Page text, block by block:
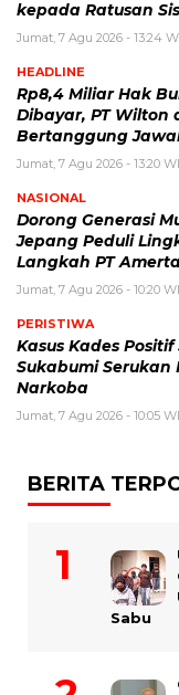
kepada Ratusan
Jumat, 7 Agu 2026 - 13:24
HEADLINE
Rp8,4 Miliar Hak
Dibayar, PT Wilton
Bertanggung
Jumat, 7 Agu 2026 - 13:20
NASIONAL
Dorong Generasi
Jepang Peduli
Langkah PT
Jumat, 7 Agu 2026 - 10:20
PERISTIWA
Kasus Kades
Sukabumi Serukan
Narkoba
Jumat, 7 Agu 2026 - 10:05
BERITA
Sabu